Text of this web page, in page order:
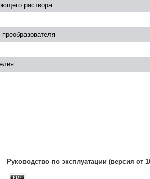
раствора
преобразователя
Руководство по эксплуатации (версия от